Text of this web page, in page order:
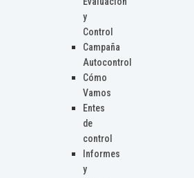
y
Control
Campaña
Autocontrol
Cómo
Vamos
Entes
de
control
Informes
y